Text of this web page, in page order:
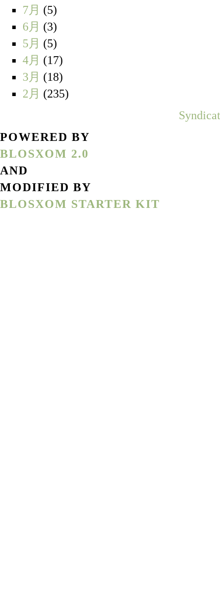
7月 (5)
6月 (3)
5月 (5)
4月 (17)
3月 (18)
2月 (235)
POWERED BY
BLOSXOM 2.0
AND
MODIFIED BY
BLOSXOM STARTER KIT